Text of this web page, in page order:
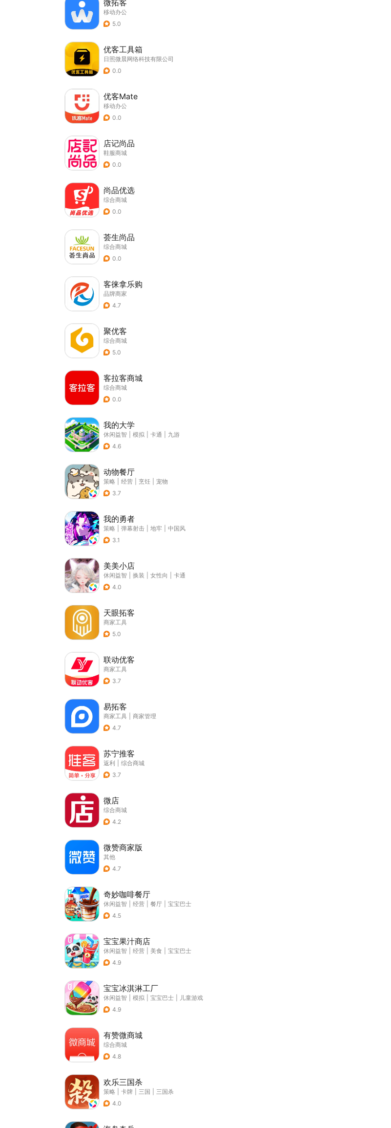
微拓客
移动办公
5.0
优客工具箱
日照微晨网络科技有限公司
0.0
优客Mate
移动办公
0.0
店记尚品
鞋服商城
0.0
尚品优选
综合商城
0.0
荟生尚品
综合商城
0.0
客徕拿乐购
品牌商家
4.7
聚优客
综合商城
5.0
客拉客商城
综合商城
0.0
我的大学
休闲益智 模拟 卡通
九游
4.6
动物餐厅
策略 经营 烹饪
宠物
3.7
我的勇者
策略 弹幕射击 地牢
中国风
3.1
美美小店
休闲益智 换装 女性向
卡通
4.0
天眼拓客
商家工具
5.0
联动优客
商家工具
3.7
易拓客
商家工具
商家管理
4.7
苏宁推客
返利
综合商城
3.7
微店
综合商城
4.2
微赞商家版
其他
4.7
奇妙咖啡餐厅
休闲益智 经营 餐厅
宝宝巴士
4.5
宝宝果汁商店
休闲益智 经营 美食
宝宝巴士
4.9
宝宝冰淇淋工厂
休闲益智 模拟 宝宝巴士
儿童游戏
4.9
有赞微商城
综合商城
4.8
欢乐三国杀
策略 卡牌 三国
三国杀
4.0